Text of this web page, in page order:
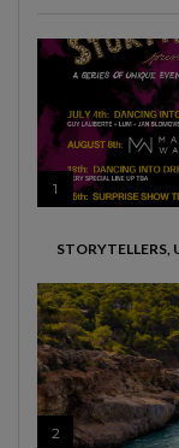
1
2